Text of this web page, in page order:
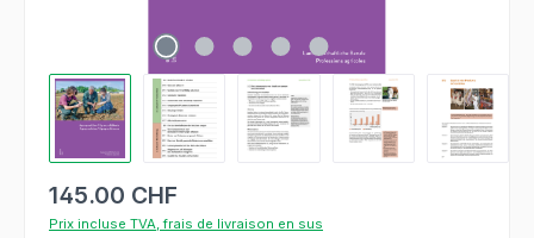
145.00 CHF
Prix incluse TVA, frais de livraison en sus